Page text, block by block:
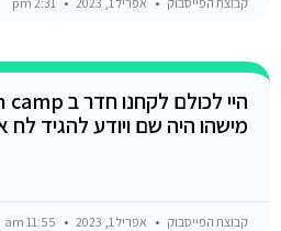
מישהו היה שם ויודע להגיד לח
קבוצת הפייסבוק אפריל 1, 2023